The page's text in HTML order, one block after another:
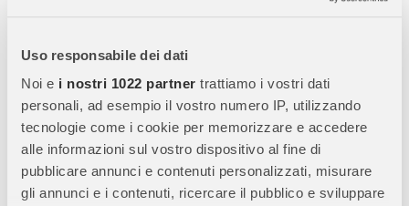
Uso responsabile dei dati
Noi e i nostri 1022 partner trattiamo i vostri dati
personali, ad esempio il vostro numero IP, utilizzando
tecnologie come i cookie per memorizzare e accedere
alle informazioni sul vostro dispositivo al fine di
pubblicare annunci e contenuti personalizzati, misurare
gli annunci e i contenuti, ricercare il pubblico e sviluppare
in Resina
Scopri la Schleich Giumenta Andalusa, unaminiatura
realistica di cavalla Andalusaperfetta per bambini,
collezionisti e appassionati di cavalli. Questa figura unisce
gioco educativo, collezionismo e stimolo alla fantasia
grazie a dettagli accurati e materiali di alta qualità.